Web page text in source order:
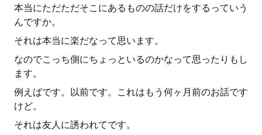
本当にただただそこにあるものの話だけをするっていう
んですか。
それは本当に楽だなって思います。
なのでこっち側にちょっといるのかなって思ったりもし
ます。
例えばです。以前です。これはもう何ヶ月前のお話です
けど。
それは友人に誘われてです。